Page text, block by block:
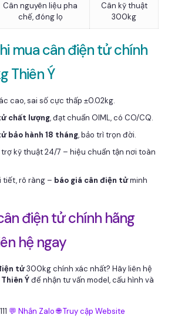
Cân nguyên liệu pha
chế, đóng lọ
Cân kỹ thuật
300kg
mua cân điện tử chính
Thiên Ý
cao, sai số cực thấp ±0.02kg.
chất lượng, đạt chuẩn OIML, có CO/CQ.
bảo hành 18 tháng, bảo trì trọn đời.
trợ kỹ thuật 24/7 – hiệu chuẩn tận nơi toàn
tiết, rõ ràng – báo giá cân điện tửminh
điện tử chính hãng
hệ ngay
tử300kg chính xác nhất? Hãy liên hệ
Ýđể nhận tư vấn model, cấu hình và
💬 Nhắn Zalo 🌐 Truy cập Website